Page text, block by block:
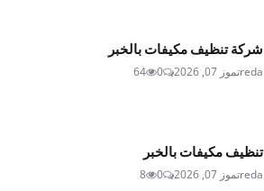
شركة تنظيف مكيفات بالخبر
redaتموز 07, 2026 0
64
تنظيف مكيفات بالخبر
redaتموز 07, 2026 0
8